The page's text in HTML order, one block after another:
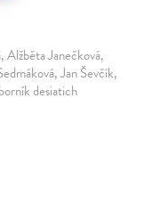
Alžběta Janečková,
Jan Ševčík,
desiatich